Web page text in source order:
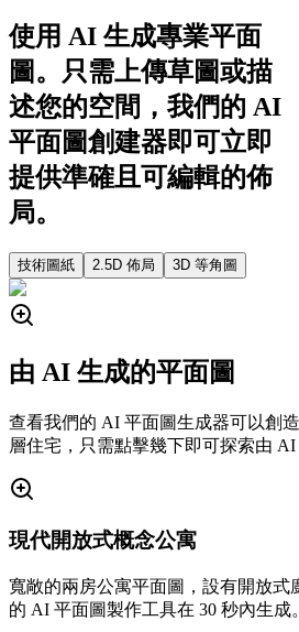
使用 AI 生成專業平面
圖。只需上傳草圖或描
述您的空間，我們的 AI
平面圖創建器即可立即
提供準確且可編輯的佈
局。
技術圖紙 2.5D 佈局 3D 等角圖
由 AI 生成的平面圖
查看我們的 AI 平面圖生成器可以創
層住宅，只需點擊幾下即可探索由 AI
現代開放式概念公寓
寬敞的兩房公寓平面圖，設有開放式
的 AI 平面圖製作工具在 30 秒內生成。